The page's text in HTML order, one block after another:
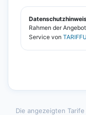
Die angezeigten